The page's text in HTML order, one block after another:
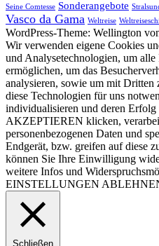
Seine Comtesse Sonderangebote
Vasco da Gama Weltreise
WordPress-Theme: Wellington
Wir verwenden eigene Cookies
und Analysetechnologien, um
ermöglichen, um das
analysieren, sowie um mit Dritten
diese Technologien für uns
individualisieren und deren
AKZEPTIEREN klicken,
personenbezogenen Daten und
Endgerät, bzw. greifen auf diese
können Sie Ihre Einwilligung
weitere Infos und
EINSTELLUNGEN
Schließen